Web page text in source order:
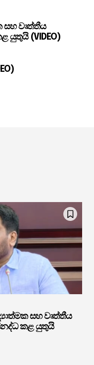
සහ වෘත්තීය
(VIDEO)
සහ වෘත්තීය
කළ යුතුයි